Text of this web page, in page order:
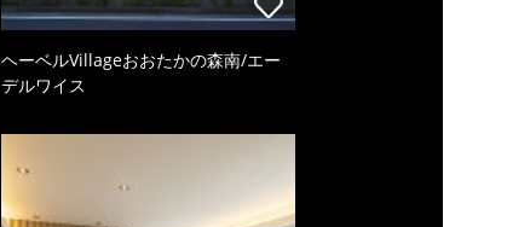
ヘーベルVillageおおたかの森南/エー
デルワイス